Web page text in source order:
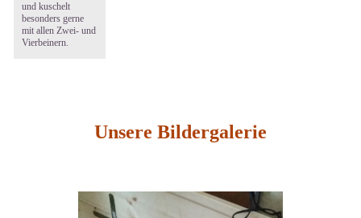
und kuschelt
besonders gerne
mit allen Zwei- und
Vierbeinern.
Unsere Bildergalerie